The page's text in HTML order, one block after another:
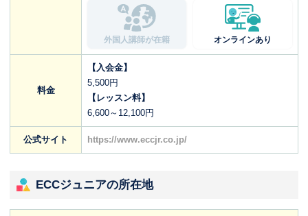
外国人講師が在籍 オンラインあり
料金
【入会金】
5,500円
【レッスン料】
6,600～12,100円
公式サイト https://www.eccjr.co.jp/
ECCジュニアの所在地